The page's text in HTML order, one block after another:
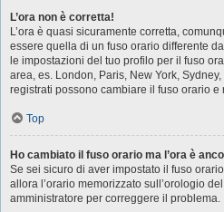
L’ora non è corretta!
L’ora è quasi sicuramente corretta,
essere quella di un fuso orario differente
le impostazioni del tuo profilo per il fuso
area, es. London, Paris, New York,
registrati possono cambiare il fuso orario e
Top
Ho cambiato il fuso orario ma l’ora è
Se sei sicuro di aver impostato il fuso
allora l’orario memorizzato sull’orologio
amministratore per correggere il problema.